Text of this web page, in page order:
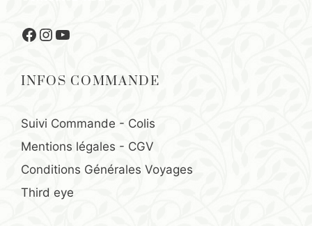
Facebook
Instagram
YouTube
INFOS COMMANDE
Suivi Commande - Colis
Mentions légales - CGV
Conditions Générales Voyages
Third eye